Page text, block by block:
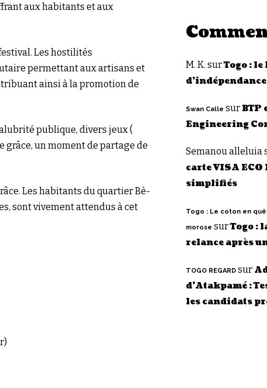
aux habitants et aux
Les hostilités
permettant aux artisans et
ainsi à la promotion de
publique, divers jeux (
grâce, un moment de partage de
Les habitants du quartier Bè-
sont vivement attendus à cet
M. K. surTogo :
Swan Calle surBTP
Engineering
Semanou alleluia
carte VISA
simplifiés
Togo : Le coton en
morose surTogo :
relance après
TOGO REGARDsur
d’Atakpamé :
les candidats